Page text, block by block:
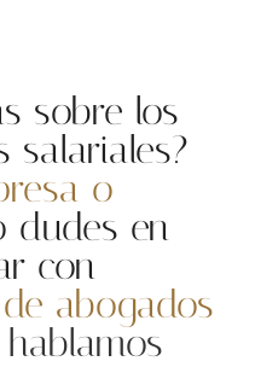
sobre los
salariales?
o
dudes en
con
abogados